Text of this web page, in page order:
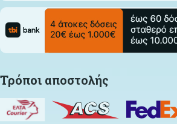
Τρόποι αποστολής